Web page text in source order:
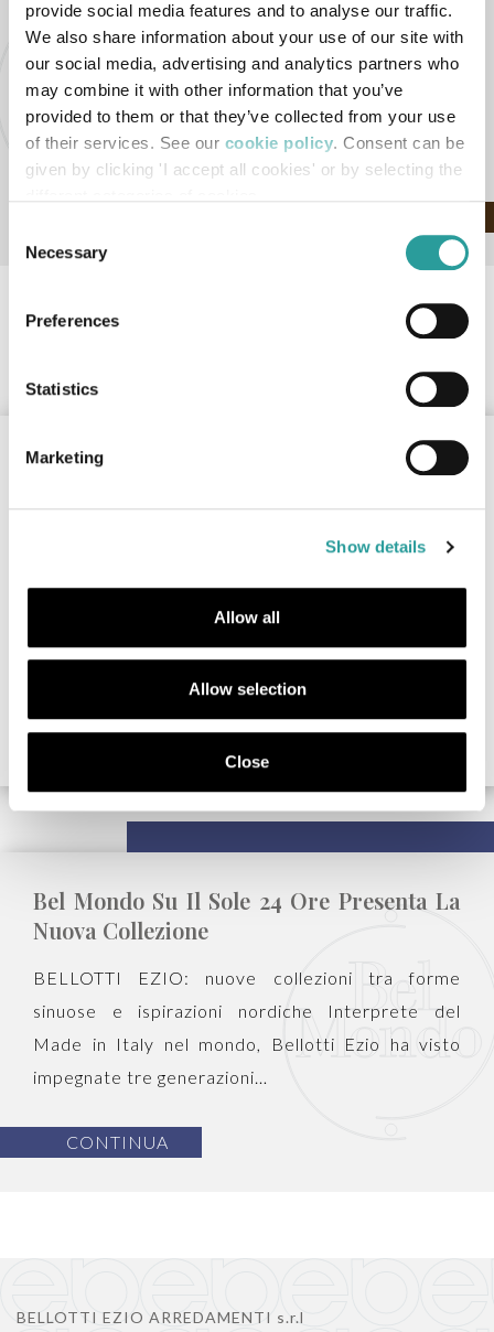
provide social media features and to analyse our traffic.
We also share information about your use of our site with
our social media, advertising and analytics partners who
may combine it with other information that you’ve
provided to them or that they’ve collected from your use
of their services. See our cookie policy. Consent can be
given by clicking 'I accept all cookies' or by selecting the
Selection
Necessary
Preferences
Statistics
Marketing
Show details
Allow all
Allow selection
Close
Due brand, due anime diverse, un’unica forte
identità: quella che caratterizza tutta la
produzione di Bellotti Ezio, fatta di lavorazioni,
dettagli e finiture esclusivi,…
Bel Mondo Su Il Sole 24 Ore Presenta La
Nuova Collezione
BELLOTTI EZIO: nuove collezioni tra forme
sinuose e ispirazioni nordiche Interprete del
Made in Italy nel mondo, Bellotti Ezio ha visto
impegnate tre generazioni…
CONTINUA
BELLOTTI EZIO ARREDAMENTI s.r.l